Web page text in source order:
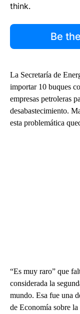
think.
Be
La Secretaría de
importar 10 buques
empresas petroleras
desabastecimiento.
esta problemática
“Es muy raro” que
considerada la
mundo. Esa fue una
de Economía sobre